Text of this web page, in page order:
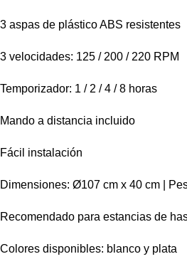
3 aspas de plástico ABS resistentes
3 velocidades: 125 / 200 / 220 RPM
Temporizador: 1 / 2 / 4 / 8 horas
Mando a distancia incluido
Fácil instalación
Dimensiones: Ø107 cm x 40 cm |
Recomendado para estancias de
Colores disponibles: blanco y plata